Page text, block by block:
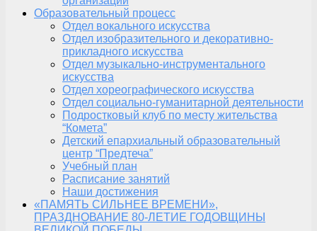
Образовательный процесс
Отдел вокального искусства
Отдел изобразительного и декоративно-
прикладного искусства
Отдел музыкально-инструментального
искусства
Отдел хореографического искусства
Отдел социально-гуманитарной деятельности
Подростковый клуб по месту жительства
“Комета”
Детский епархиальный образовательный
центр “Предтеча”
Учебный план
Расписание занятий
Наши достижения
«ПАМЯТЬ СИЛЬНЕЕ ВРЕМЕНИ»,
ПРАЗДНОВАНИЕ 80-ЛЕТИЕ ГОДОВЩИНЫ